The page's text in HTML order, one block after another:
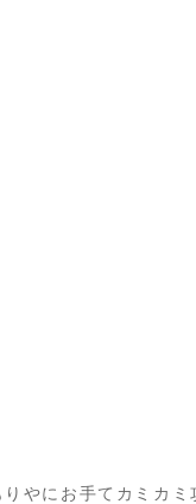
やにお手てカミカ